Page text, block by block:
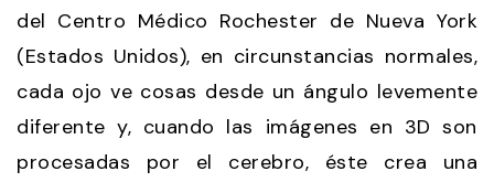
del Centro Médico Rochester de Nueva York
(Estados Unidos), en circunstancias normales,
cada ojo ve cosas desde un ángulo levemente
diferente y, cuando las imágenes en 3D son
procesadas por el cerebro, éste crea una